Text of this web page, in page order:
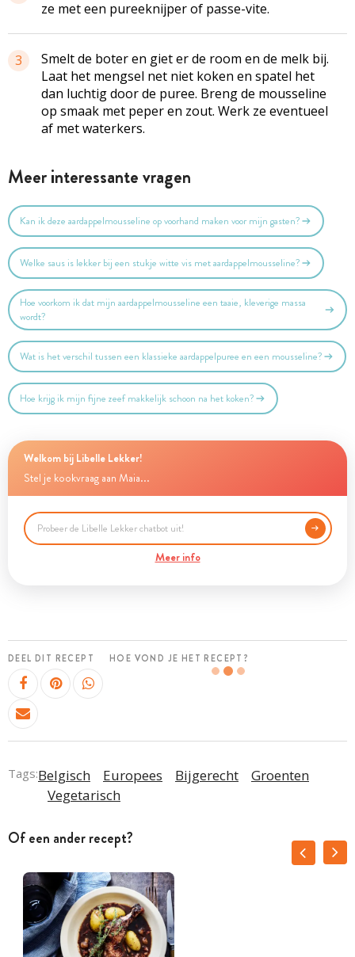
ze met een pureeknijper of passe-vite.
3
Smelt de boter en giet er de room en de melk bij.
Laat het mengsel net niet koken en spatel het
dan luchtig door de puree. Breng de mousseline
op smaak met peper en zout. Werk ze eventueel
af met waterkers.
Meer interessante vragen
Kan ik deze aardappelmousseline op voorhand maken voor mijn gasten?
Welke saus is lekker bij een stukje witte vis met aardappelmousseline?
Hoe voorkom ik dat mijn aardappelmousseline een taaie, kleverige massa
wordt?
Wat is het verschil tussen een klassieke aardappelpuree en een mousseline?
Hoe krijg ik mijn fijne zeef makkelijk schoon na het koken?
Welkom bij Libelle Lekker!
Stel je kookvraag aan Maia...
Meer info
DEEL DIT RECEPT HOE VOND JE HET RECEPT?
Tags:Belgisch Europees Bijgerecht
Groenten
Vegetarisch
Of een ander recept?